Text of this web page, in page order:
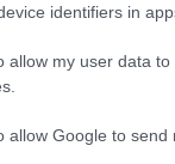
identifiers in
allow my user data
allow Google to send